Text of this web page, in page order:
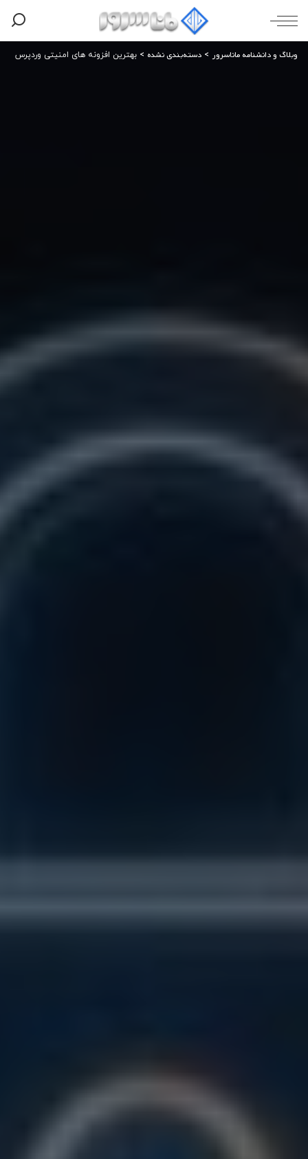
وبلاگ و دانشنامه ماناسرور > دسته‌بندی نشده > بهترین افزونه های امنیتی وردپرس